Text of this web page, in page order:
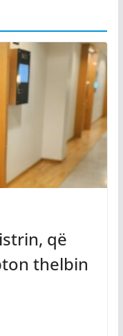
që
thelbin